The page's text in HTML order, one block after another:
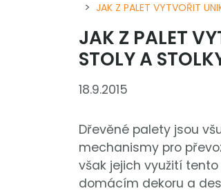
JAK Z PALET VYTVOŘIT
JAK Z PALET
STOLY A
18.9.2015
Dřevěné palety jsou
mechanismy pro
však jejich využití
domácím dekoru a